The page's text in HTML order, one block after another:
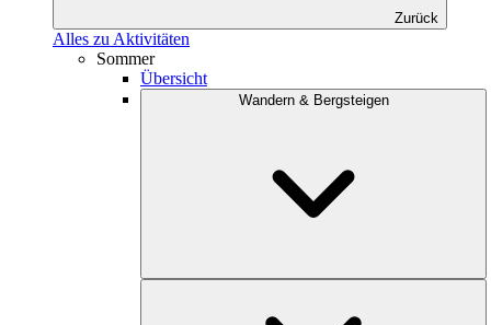
Zurück
Alles zu Aktivitäten
Sommer
Übersicht
Wandern & Bergsteigen